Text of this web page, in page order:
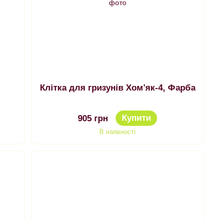
Клітка для гризунів Хом'як-4, Фарба
905 грн Купити
В наявності